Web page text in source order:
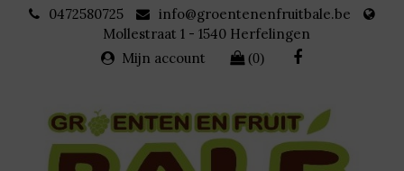
0472580725
info@groentenenfruitbale.be
Mollestraat 1 - 1540 Herfelingen
Mijn account
(0)